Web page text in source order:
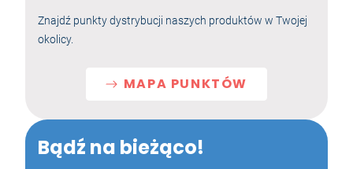
Znajdź punkty dystrybucji naszych produktów w Twojej
okolicy.
MAPA PUNKTÓW
Bądź na bieżąco!